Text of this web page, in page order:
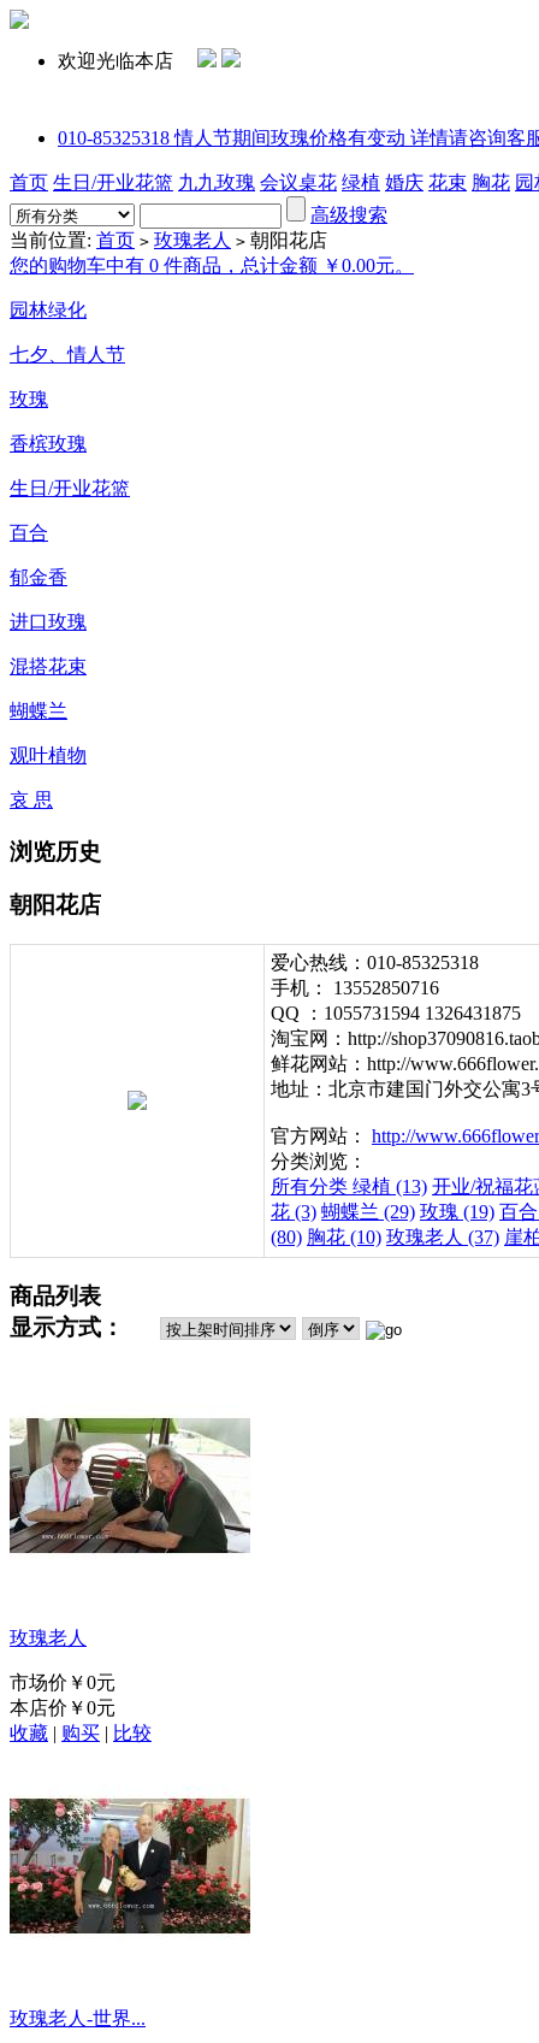
欢迎光临本店
010-85325318 情人节期间玫瑰价格有变动 详情请咨询客
首页 生日/开业花篮 九九玫瑰 会议桌花 绿植 婚庆 花束 胸花
高级搜索
当前位置: 首页 > 玫瑰老人 > 朝阳花店
您的购物车中有 0 件商品，总计金额 ￥0.00元。
园林绿化
七夕、情人节
玫瑰
香槟玫瑰
生日/开业花篮
百合
郁金香
进口玫瑰
混搭花束
蝴蝶兰
观叶植物
哀 思
浏览历史
朝阳花店
爱心热线：010-85325318
手机： 13552850716
QQ ：1055731594 1326431875
淘宝网：http://
鲜花网站：http://
地址：北京市建国门外交公寓3
官方网站： http://
分类浏览：
所有分类 绿植 (13) 开业/祝福花
花 (3) 蝴蝶兰 (29) 玫瑰 (19) 百
(80) 胸花 (10) 玫瑰老人 (37) 崖
商品列表
显示方式：
玫瑰老人
市场价 ￥0元
本店价 ￥0元
收藏 | 购买 | 比较
玫瑰老人-世界...